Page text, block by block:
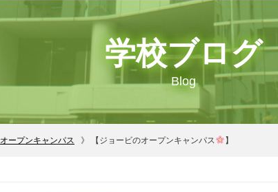
学校ブログ
Blog
オープンキャンパス 【ジョービのオープンキャンパス 】